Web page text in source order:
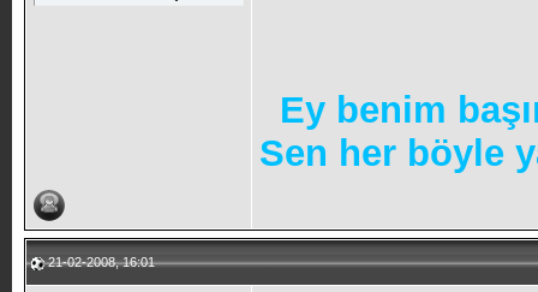
Ey benim
Sen her böyle
21-02-2008, 16:01